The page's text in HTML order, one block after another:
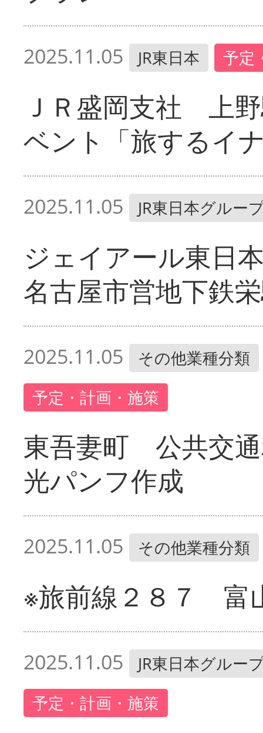
2025.11.05 JR東日本 予定
ＪＲ盛岡支社 上
ベント「旅するイ
2025.11.05 JR東日本グルー
ジェイアール東
名古屋市営地下鉄
2025.11.05
その他業種分類
予定・計画・施策
東吾妻町 公共交
光パンフ作成
2025.11.05 その他業種分類
※旅前線２８７ 富
2025.11.05
JR東日本グルー
予定・計画・施策